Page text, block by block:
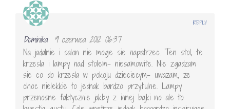
Dominika
9 czerwca 2012 06:37
Na jadalnie i salon nie moge sie napatrzec. Ten stol, te
krzesla i lampy nad stolem- niesamowite. Nie zgadzam
sie co do krzesla w pokoju dzieciecym- uwazam, ze
choc nielekkie to jednak bardzo przytulne. Lampy
przenosne faktycznie jakby z innej bajki no ale to
REPLY